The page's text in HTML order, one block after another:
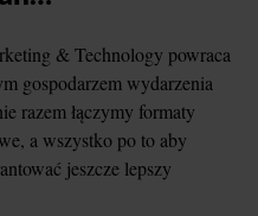
& Technology powraca
gospodarzem wydarzenia
razem łączymy formaty
a wszystko po to aby
jeszcze lepszy